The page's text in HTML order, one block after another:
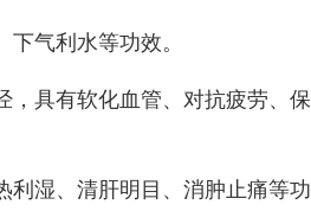
气利水等功效。
具有软化血管、对抗疲劳、保
湿、清肝明目、消肿止痛等功